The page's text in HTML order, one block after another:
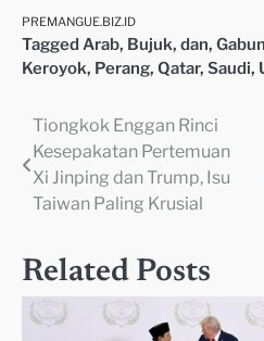
PREMANGUE.BIZ.ID
Tagged Arab, Bujuk, dan,
Keroyok, Perang, Qatar, Saudi,
Navigasi
pos
Tiongkok Enggan Rinci
Kesepakatan Pertemuan
Xi Jinping dan Trump, Isu
Taiwan Paling Krusial
Related Posts